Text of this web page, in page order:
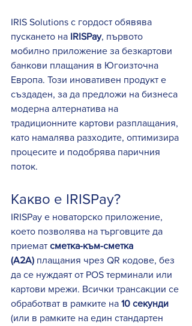
IRIS Solutions с гордост обявява
пускането на IRISPay, първото
мобилно приложение за безкартови
банкови плащания в Югоизточна
Европа. Този иновативен продукт е
създаден, за да предложи на бизнеса
модерна алтернатива на
традиционните картови разплащания,
като намалява разходите, оптимизира
процесите и подобрява паричния
поток.
Какво е IRISPay?
IRISPay е новаторско приложение,
което позволява на търговците да
приемат сметка-към-сметка
(A2A) плащания чрез QR кодове, без
да се нуждаят от POS терминали или
картови мрежи. Всички трансакции се
обработват в рамките на 10 секунди
(или в рамките на един стандартен